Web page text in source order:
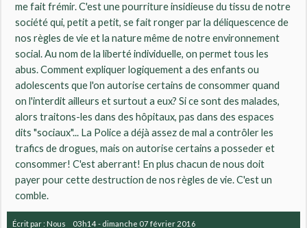
me fait frémir. C'est une pourriture insidieuse du tissu de notre
société qui, petit a petit, se fait ronger par la déliquescence de
nos règles de vie et la nature même de notre environnement
social. Au nom de la liberté individuelle, on permet tous les
abus. Comment expliquer logiquement a des enfants ou
adolescents que l'on autorise certains de consommer quand
on l'interdit ailleurs et surtout a eux? Si ce sont des malades,
alors traitons-les dans des hôpitaux, pas dans des espaces
dits "sociaux"... La Police a déjà assez de mal a contrôler les
trafics de drogues, mais on autorise certains a posseder et
consommer! C'est aberrant! En plus chacun de nous doit
payer pour cette destruction de nos règles de vie. C'est un
comble.
Écrit par : Nous 03h14- dimanche 07février 2016